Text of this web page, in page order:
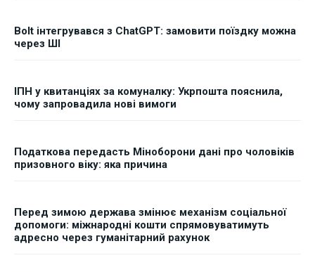
Bolt інтегрувався з ChatGPT: замовити поїздку можна
через ШІ
ІПН у квитанціях за комуналку: Укрпошта пояснила,
чому запровадила нові вимоги
Податкова передасть Міноборони дані про чоловіків
призовного віку: яка причина
Перед зимою держава змінює механізм соціальної
допомоги: міжнародні кошти спрямовуватимуть
адресно через гуманітарний рахунок